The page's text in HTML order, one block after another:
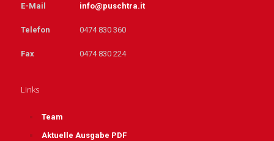
E-Mail info@puschtra.it
Telefon 0474 830 360
Fax 0474 830 224
Links
Team
Aktuelle Ausgabe PDF